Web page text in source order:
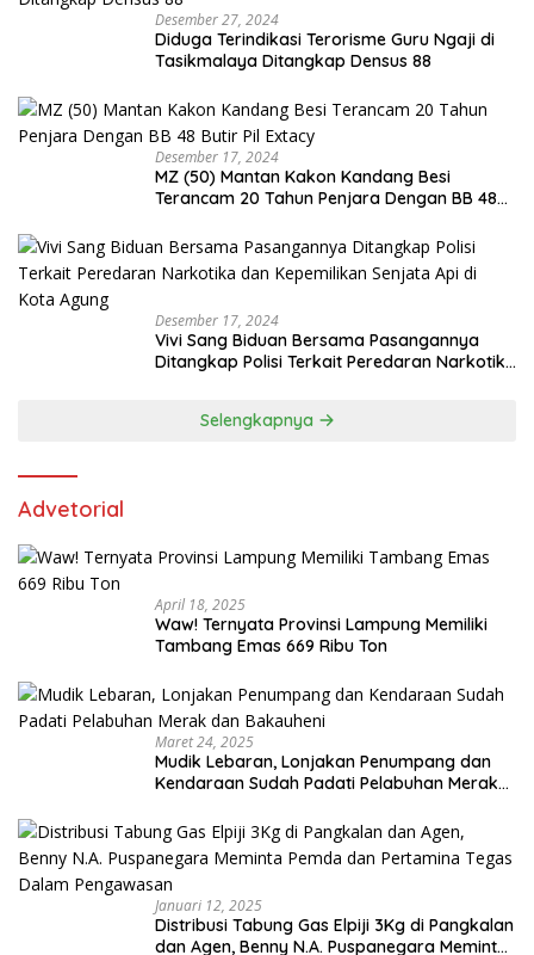
Desember 27, 2024
Diduga Terindikasi Terorisme Guru Ngaji di
Tasikmalaya Ditangkap Densus 88
Desember 17, 2024
MZ (50) Mantan Kakon Kandang Besi
Terancam 20 Tahun Penjara Dengan BB 48
Desember 17, 2024
Vivi Sang Biduan Bersama Pasangannya
Ditangkap Polisi Terkait Peredaran Narkotika
Selengkapnya
Advetorial
April 18, 2025
Waw! Ternyata Provinsi Lampung Memiliki
Tambang Emas 669 Ribu Ton
Maret 24, 2025
Mudik Lebaran, Lonjakan Penumpang dan
Kendaraan Sudah Padati Pelabuhan Merak
Januari 12, 2025
Distribusi Tabung Gas Elpiji 3Kg di Pangkalan
dan Agen, Benny N.A. Puspanegara Meminta